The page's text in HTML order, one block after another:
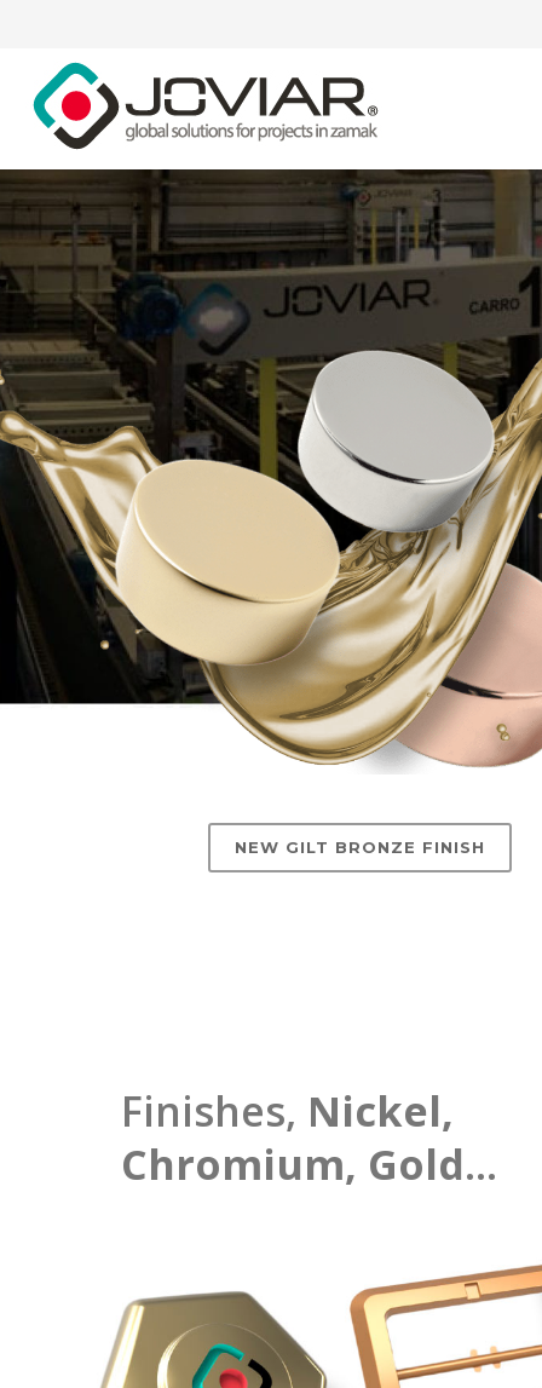
NEW GILT BRONZE FINISH
Finishes, Nickel,
Chromium, Gold…